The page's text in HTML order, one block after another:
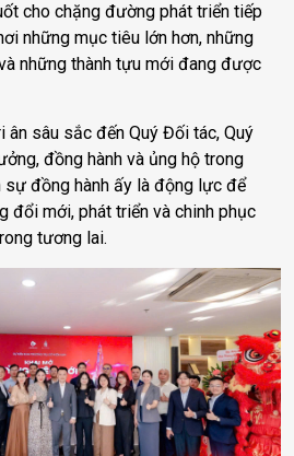
cho chặng đường phát triển tiếp
những mục tiêu lớn hơn, những
những thành tựu mới đang được
ân sâu sắc đến Quý Đối tác, Quý
đồng hành và ủng hộ trong
sự đồng hành ấy là động lực để
đổi mới, phát triển và chinh phục
tương lai.